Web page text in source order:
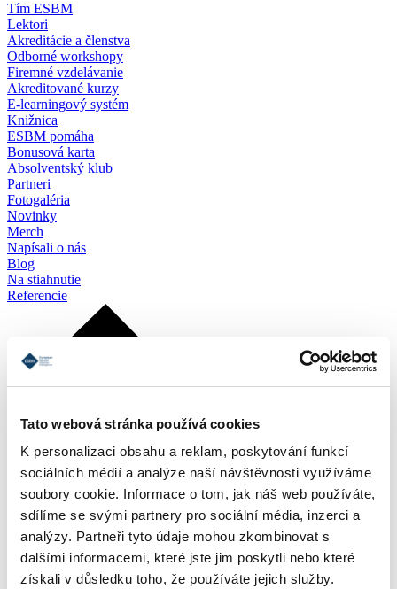
Tato webová stránka používá cookies
K personalizaci obsahu a reklam, poskytování funkcí
sociálních médií a analýze naší návštěvnosti využíváme
soubory cookie. Informace o tom, jak náš web používáte,
sdílíme se svými partnery pro sociální média, inzerci a
analýzy. Partneři tyto údaje mohou zkombinovat s
dalšími informacemi, které jste jim poskytli nebo které
získali v důsledku toho, že používáte jejich služby.
Tím ESBM
Lektori
Akreditácie a členstva
Odborné workshopy
Firemné vzdelávanie
Akreditované kurzy
E-learningový systém
Knižnica
ESBM pomáha
Bonusová karta
Absolventský klub
Partneri
Fotogaléria
Novinky
Merch
Napísali o nás
Blog
Na stiahnutie
Referencie